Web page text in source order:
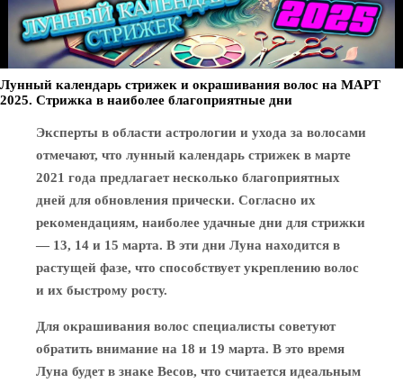
Лунный календарь стрижек и окрашивания волос на МАРТ
2025. Стрижка в наиболее благоприятные дни
Эксперты в области астрологии и ухода за волосами
отмечают, что лунный календарь стрижек в марте
2021 года предлагает несколько благоприятных
дней для обновления прически. Согласно их
рекомендациям, наиболее удачные дни для стрижки
— 13, 14 и 15 марта. В эти дни Луна находится в
растущей фазе, что способствует укреплению волос
и их быстрому росту.
Для окрашивания волос специалисты советуют
обратить внимание на 18 и 19 марта. В это время
Луна будет в знаке Весов, что считается идеальным